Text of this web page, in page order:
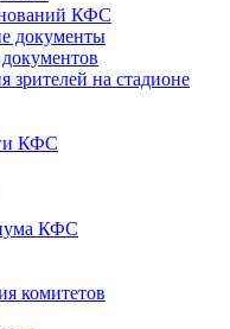
КФС
документы
зрителей на стадионе
КФС
КФС
комитетов